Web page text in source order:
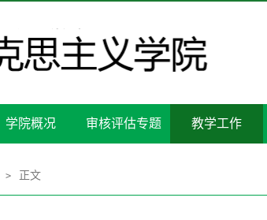
学院概况 审核评估专题 教学工作
> 正文